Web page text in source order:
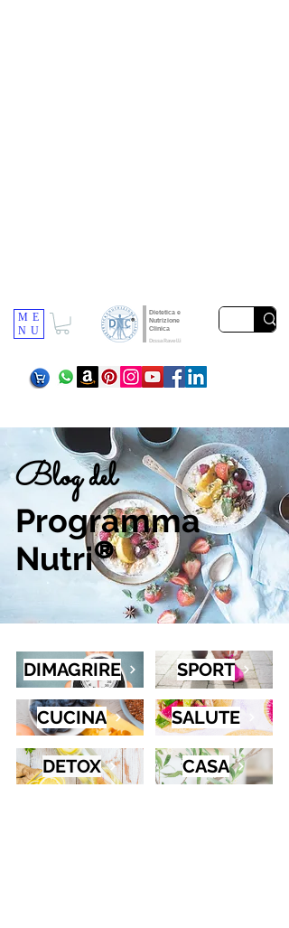
Dietetica e
Nutrizione
Clinica
Dr.ssa Ravelli
ME
NU
Blog del
Programma
Nutri®
DIMAGRIRE SPORT
CUCINA SALUTE
DETOX CASA